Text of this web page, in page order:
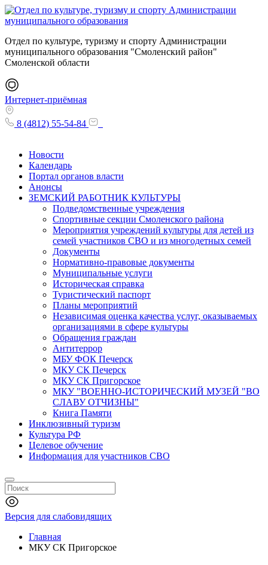
Отдел по культуре, туризму и спорту Администрации
муниципального образования "Смоленский район"
Смоленской области
Интернет-приёмная
8 (4812) 55-54-84
Новости
Календарь
Портал органов власти
Анонсы
ЗЕМСКИЙ РАБОТНИК КУЛЬТУРЫ
Подведомственные учреждения
Спортивные секции Смоленского района
Мероприятия учреждений культуры для детей из
семей участников СВО и из многодетных семей
Документы
Нормативно-правовые документы
Муниципальные услуги
Историческая справка
Туристический паспорт
Планы мероприятий
Независимая оценка качества услуг, оказываемых
организациями в сфере культуры
Обращения граждан
Антитеррор
МБУ ФОК Печерск
МКУ СК Печерск
МКУ СК Пригорское
МКУ "ВОЕННО-ИСТОРИЧЕСКИЙ МУЗЕЙ "ВО
СЛАВУ ОТЧИЗНЫ"
Книга Памяти
Инклюзивный туризм
Культура РФ
Целевое обучение
Информация для участников СВО
Версия для слабовидящих
Главная
МКУ СК Пригорское